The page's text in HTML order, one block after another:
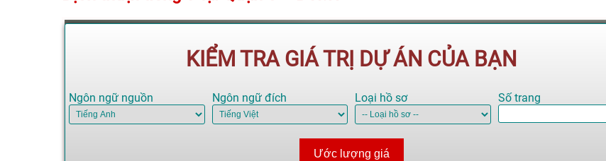
KIỂM TRA GIÁ TRỊ DỰ ÁN CỦA BẠN
Ngôn ngữ nguồn Ngôn ngữ đích Loại hồ sơ Số trang
Ước lượng giá